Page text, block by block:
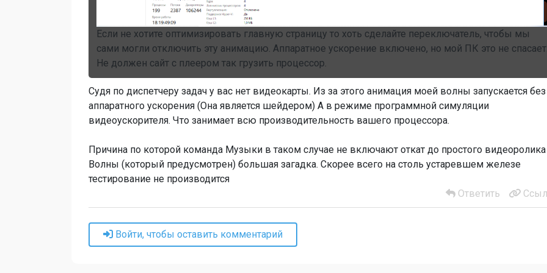
Если не хотите оптимизировать главную страницу то хоть сделайте переключатель, чтобы мы
сами могли отключить эту анимацию. Аппаратное ускорение включено, но мой ПК это не
Не должен сайт с плеером так грузить процессор.
Судя по диспетчеру задач у вас нет видеокарты. Из за этого анимация моей волны запускается без
аппаратного ускорения (Она является шейдером) А в режиме программной симуляции
видеоускорителя. Что занимает всю производительность вашего процессора.
Причина по которой команда Музыки в таком случае не включают откат до простого видеоролика
Волны (который предусмотрен) большая загадка. Скорее всего на столь устаревшем железе
тестирование не производится
Ответить
Войти, чтобы оставить комментарий